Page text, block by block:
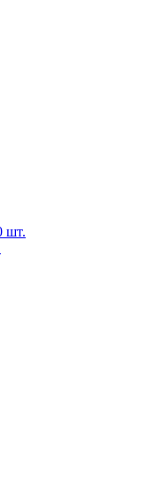
шт.